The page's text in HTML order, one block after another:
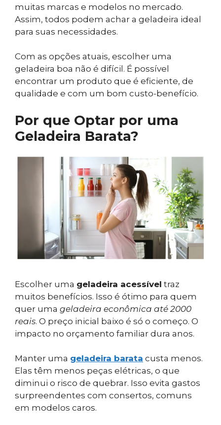
muitas marcas e modelos no mercado.
Assim, todos podem achar a geladeira ideal
para suas necessidades.
Com as opções atuais, escolher uma
geladeira boa não é difícil. É possível
encontrar um produto que é eficiente, de
qualidade e com um bom custo-benefício.
Por que Optar por uma
Geladeira Barata?
Escolher uma geladeira acessível traz
muitos benefícios. Isso é ótimo para quem
quer uma geladeira econômica até 2000
reais. O preço inicial baixo é só o começo. O
impacto no orçamento familiar dura anos.
Manter uma geladeira barata custa menos.
Elas têm menos peças elétricas, o que
diminui o risco de quebrar. Isso evita gastos
surpreendentes com consertos, comuns
em modelos caros.